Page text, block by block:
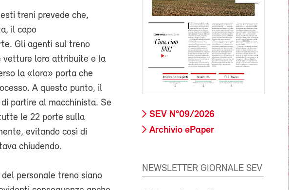
treni prevede che,
il capo
Gli agenti sul treno
vetture loro attribuite e la
la «loro» porta che
A questo punto, il
partire al macchinista. Se
le 22 porte sulla
evitando così di
chiudendo.
personale treno siano
SEV N°09/2026
Archivio ePaper
NEWSLETTER GIORNALE SEV